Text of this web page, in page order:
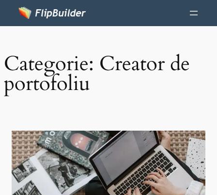
Categorie: Creator de
portofoliu